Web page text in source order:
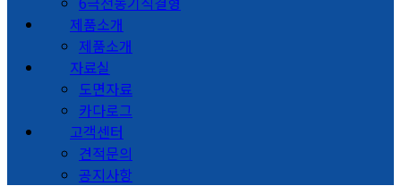
제품소개
제품소개
자료실
도면자료
카다로그
고객센터
견적문의
공지사항